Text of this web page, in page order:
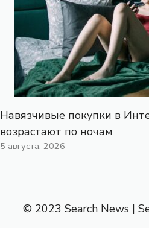
Навязчивые покупки в
возрастают по ночам
5 августа, 2026
© 2023 Search News |